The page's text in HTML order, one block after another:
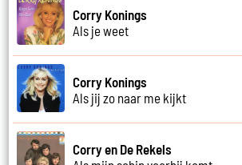
Corry Konings
Als je weet
Corry Konings
Als jij zo naar me kijkt
Corry en De Rekels